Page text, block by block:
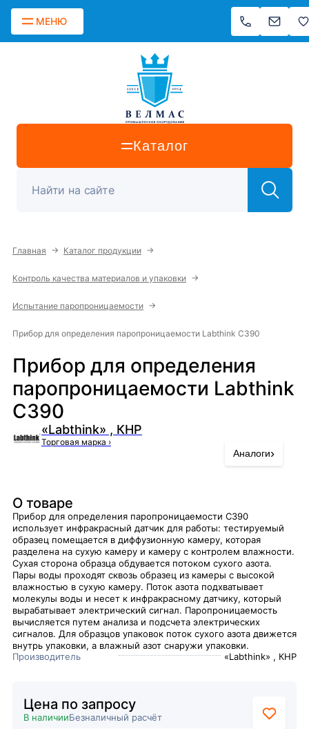
МЕНЮ
Каталог
Главная → Каталог продукции →
Контроль качества материалов и упаковки →
Испытание паропроницаемости →
Прибор для определения паропроницаемости Labthink C390
Прибор для определения
паропроницаемости Labthink
C390
«Labthink» , КНР
Торговая марка ›
Аналоги›
О товаре
Прибор для определения паропроницаемости C390
использует инфракрасный датчик для работы: тестируемый
образец помещается в диффузионную камеру, которая
разделена на сухую камеру и камеру с контролем влажности.
Сухая сторона образца обдувается потоком сухого азота.
Пары воды проходят сквозь образец из камеры с высокой
влажностью в сухую камеру. Поток азота подхватывает
молекулы воды и несет к инфракрасному датчику, который
вырабатывает электрический сигнал. Паропроницаемость
вычисляется путем анализа и подсчета электрических
сигналов. Для образцов упаковок поток сухого азота движется
внутрь упаковки, а влажный азот снаружи упаковки.
Производитель
«Labthink» , КНР
Цена по запросу
В наличииБезналичный расчёт